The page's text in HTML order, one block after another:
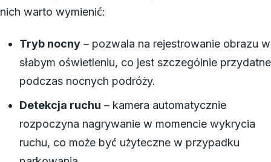
nich warto wymienić:
Tryb nocny– pozwala na rejestrowanie obrazu w
słabym oświetleniu, co jest szczególnie przydatne
podczas nocnych podróży.
Detekcja ruchu – kamera automatycznie
rozpoczyna nagrywanie w momencie wykrycia
ruchu, co może być użyteczne w przypadku